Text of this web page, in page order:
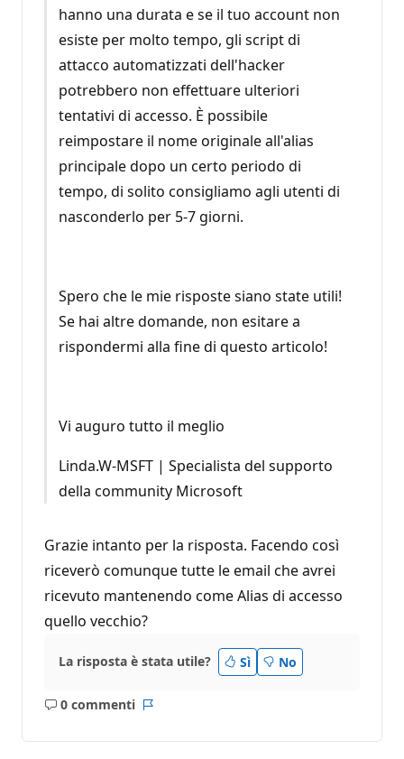
hanno una durata e se il tuo account non
esiste per molto tempo, gli script di
attacco automatizzati dell'hacker
potrebbero non effettuare ulteriori
tentativi di accesso. È possibile
reimpostare il nome originale all'alias
principale dopo un certo periodo di
tempo, di solito consigliamo agli utenti di
nasconderlo per 5-7 giorni.
Spero che le mie risposte siano state utili!
Se hai altre domande, non esitare a
rispondermi alla fine di questo articolo!
Vi auguro tutto il meglio
Linda.W-MSFT | Specialista del supporto
della community Microsoft
Grazie intanto per la risposta. Facendo così
riceverò comunque tutte le email che avrei
ricevuto mantenendo come Alias di accesso
quello vecchio?
La risposta è stata utile? Sì No
0 commenti
Nessun